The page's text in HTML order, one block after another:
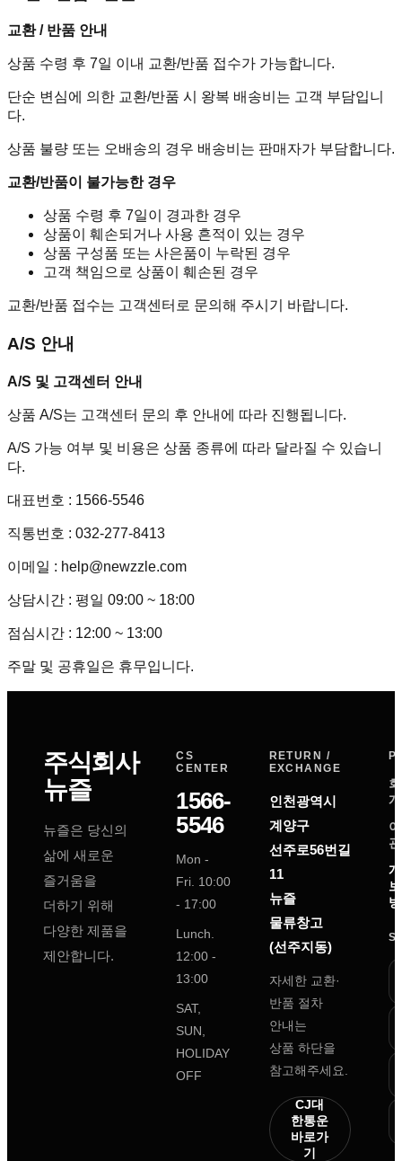
교환 / 반품 안내
상품 수령 후 7일 이내 교환/반품 접수가 가능합니다.
단순 변심에 의한 교환/반품 시 왕복 배송비는 고객 부담입니
다.
상품 불량 또는 오배송의 경우 배송비는 판매자가 부담합니다.
교환/반품이 불가능한 경우
상품 수령 후 7일이 경과한 경우
상품이 훼손되거나 사용 흔적이 있는 경우
상품 구성품 또는 사은품이 누락된 경우
고객 책임으로 상품이 훼손된 경우
교환/반품 접수는 고객센터로 문의해 주시기 바랍니다.
A/S 안내
A/S 및 고객센터 안내
상품 A/S는 고객센터 문의 후 안내에 따라 진행됩니다.
A/S 가능 여부 및 비용은 상품 종류에 따라 달라질 수 있습니
다.
대표번호 : 1566-5546
직통번호 : 032-277-8413
이메일 : help@newzzle.com
상담시간 : 평일 09:00 ~ 18:00
점심시간 : 12:00 ~ 13:00
주말 및 공휴일은 휴무입니다.
주식회사
뉴즐
뉴즐은 당신의
삶에 새로운
즐거움을
더하기 위해
다양한 제품을
제안합니다.
CS
CENTER
1566-
5546
Mon -
Fri. 10:00
- 17:00
Lunch.
12:00 -
13:00
SAT,
SUN,
HOLIDAY
OFF
RETURN /
EXCHANGE
인천광역시
계양구
선주로56번길
11
뉴즐
물류창고
(선주지동)
자세한 교환·
반품 절차
안내는
상품 하단을
참고해주세요.
CJ대
한통운
바로가
기
개
관